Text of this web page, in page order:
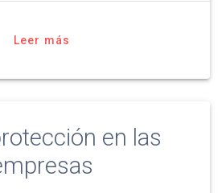
Leer más
en las